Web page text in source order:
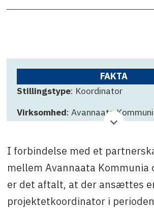
FAKTA
Stillingstype: Koordinator
Virksomhed: Avannaata
Kontakt: Camilla Christiansen,
telefon: 38 75 61, eller E-mail:
I forbindelse med et
mellem Avannaata Kommunia
er det aftalt, at der ansættes
projektetkoordinator i